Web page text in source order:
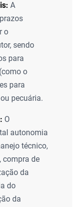
A
o
sendo
para
o
para
pecuária.
O
autonomia
técnico,
compra de
da
do
da